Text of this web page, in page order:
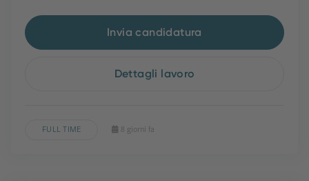
Invia candidatura
Dettagli lavoro
FULL TIME 8 giorni fa